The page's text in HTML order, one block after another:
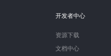
开发者中心
资源下载
文档中心